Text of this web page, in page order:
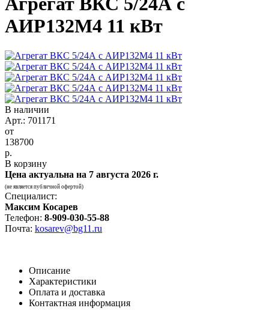
АИР132M4 11 кВт
В наличии
Арт.: 701171
от
138700
р.
В корзину
Цена актуальна на 7 августа 2026 г.
(не является публичной офертой)
Специалист:
Максим Косарев
Телефон: 8-909-030-55-88
Почта: kosarev@bg11.ru
Описание
Характеристики
Оплата и доставка
Контактная информация